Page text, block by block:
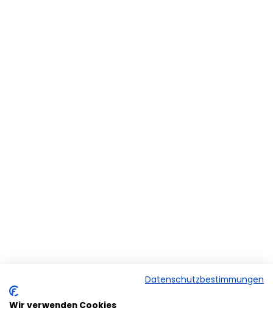
Datenschutzbestimmungen
Wir verwenden Cookies